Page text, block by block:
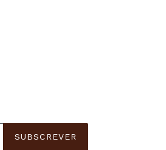
SUBSCREVER